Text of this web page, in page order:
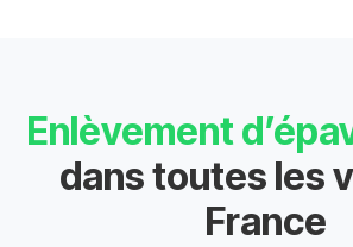
Enlèvement
dans toutes les
France